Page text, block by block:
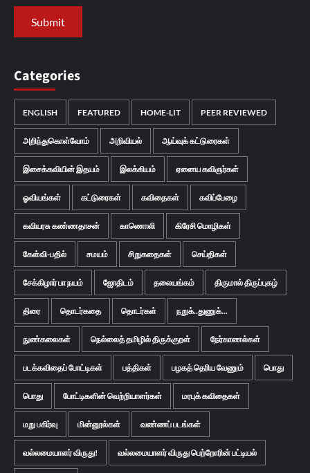
Categories
ENGLISH FEATURED HOME-LIT PEER REVIEWED
அறிந்துகொள்வோம் அறிவியல் ஆய்வுக் கட்டுரைகள்
இசைக்கவியின் இதயம் இலக்கியம் ஏனைய கவிஞர்கள்
ஓவியங்கள் கட்டுரைகள் கவிதைகள் கவிப்பேழை
கவியரசு கண்ணதாசன் காணொலி கிரேசி மொழிகள்
கேள்வி-பதில் சமயம் சிறுகதைகள் செய்திகள்
சேக்கிழார் பா நயம் ஜோதிடம் தலையங்கம் திருமால் திருப்புகழ்
திரை தொடர்கதை தொடர்கள் நறுக்..துணுக்...
நுண்கலைகள் நெல்லைத் தமிழில் திருக்குறள் நேர்காணல்கள்
படக்கவிதைப் போட்டிகள் பத்திகள் பழகத் தெரிய வேணும் பொது
பொது போட்டிகளின் வெற்றியாளர்கள் மரபுக் கவிதைகள்
மறு பகிர்வு மின்னூல்கள் வண்ணப் படங்கள்
வல்லமையாளர் விருது! வல்லமையாளர் விருது பெற்றோரின் பட்டியல்